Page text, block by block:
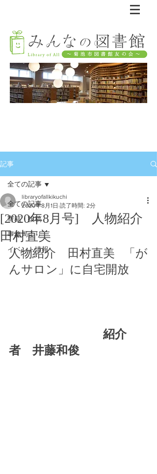
記事
全ての記事
寄稿・投稿
事務局より
イベント情報
全ての記事
[2020年8月号] 人物紹介
田村直美
libraryofallkikuchi
2020年8月1日 読了時間: 2分
人物紹介　田村直美   「が
んサロン」に自宅開放
紹介
者　井藤和俊